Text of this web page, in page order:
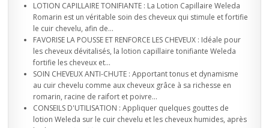
LOTION CAPILLAIRE TONIFIANTE : La Lotion Capillaire Weleda
Romarin est un véritable soin des cheveux qui stimule et fortifie
le cuir chevelu, afin de...
FAVORISE LA POUSSE ET RENFORCE LES CHEVEUX : Idéale pour
les cheveux dévitalisés, la lotion capillaire tonifiante Weleda
fortifie les cheveux et...
SOIN CHEVEUX ANTI-CHUTE : Apportant tonus et dynamisme
au cuir chevelu comme aux cheveux grâce à sa richesse en
romarin, racine de raifort et poivre...
CONSEILS D'UTILISATION : Appliquer quelques gouttes de
lotion Weleda sur le cuir chevelu et les cheveux humides, après